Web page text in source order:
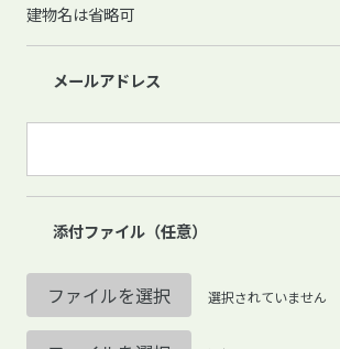
建物名は省略可
メールアドレス
添付ファイル（任意）
ファイルを選択 選択されていません